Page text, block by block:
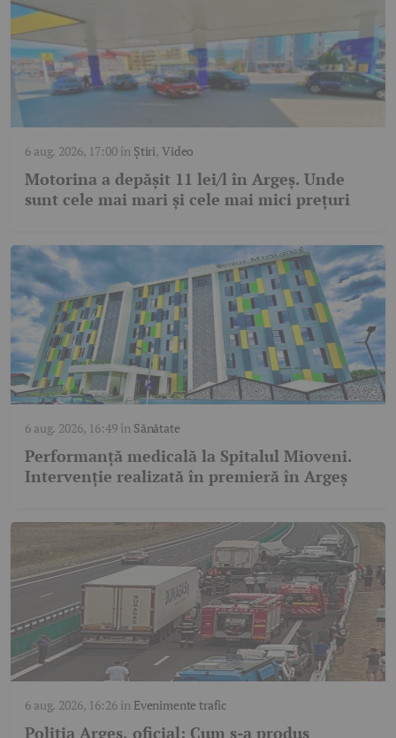
6 aug. 2026, 17:00în Știri,Video
Motorina a depășit 11 lei/l în Argeș. Unde
sunt cele mai mari și cele mai mici prețuri
6 aug. 2026, 16:49în Sănătate
Performanță medicală la Spitalul Mioveni.
Intervenție realizată în premieră în Argeș
6 aug. 2026, 16:26în Evenimente trafic
Poliția Argeș, oficial: Cum s-a produs